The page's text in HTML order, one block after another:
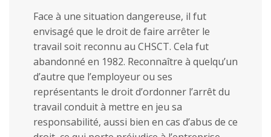
Face à une situation dangereuse, il fut
envisagé que le droit de faire arrêter le
travail soit reconnu au CHSCT. Cela fut
abandonné en 1982. Reconnaître à quelqu’un
d’autre que l’employeur ou ses
représentants le droit d’ordonner l’arrêt du
travail conduit à mettre en jeu sa
responsabilité, aussi bien en cas d’abus de ce